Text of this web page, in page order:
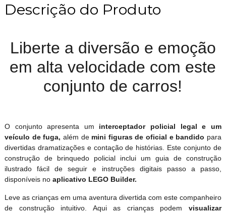
Descrição do Produto
Liberte a diversão e emoção
em alta velocidade com este
conjunto de carros!
O conjunto apresenta um interceptador policial legal e um
veículo de fuga, além demini figuras de oficial e bandido para
divertidas dramatizações e contação de histórias. Este conjunto de
construção de brinquedo policial inclui um guia de construção
ilustrado fácil de seguir e instruções digitais passo a passo,
disponíveis noaplicativo LEGO Builder.
Leve as crianças em uma aventura divertida com este companheiro
de construção intuitivo. Aqui as crianças podemvisualizar